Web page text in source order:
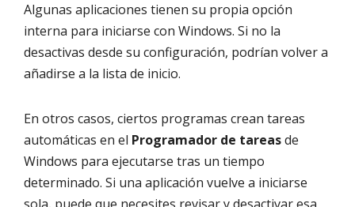
Algunas aplicaciones tienen su propia opción
interna para iniciarse con Windows. Si no la
desactivas desde su configuración, podrían volver a
añadirse a la lista de inicio.
En otros casos, ciertos programas crean tareas
automáticas en el Programador de tareasde
Windows para ejecutarse tras un tiempo
determinado. Si una aplicación vuelve a iniciarse